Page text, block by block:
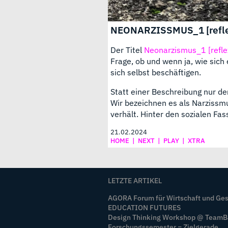
NEONARZISSMUS_1
Der Titel Neonarzismus_1
Frage, ob und wenn ja, wie
sich selbst beschäftigen.
Statt einer Beschreibung nur
Wir bezeichnen es als
verhält. Hinter den sozialen
21.02.2024
HOME | NEXT | PLAY | XTRA
LETZTE ARTIKEL
AGORA Forum für Wirtschaft und
EDUCATION FUTURES
Design Thinking Workshop @